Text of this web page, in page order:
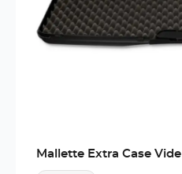
Mallette Extra Case Vide